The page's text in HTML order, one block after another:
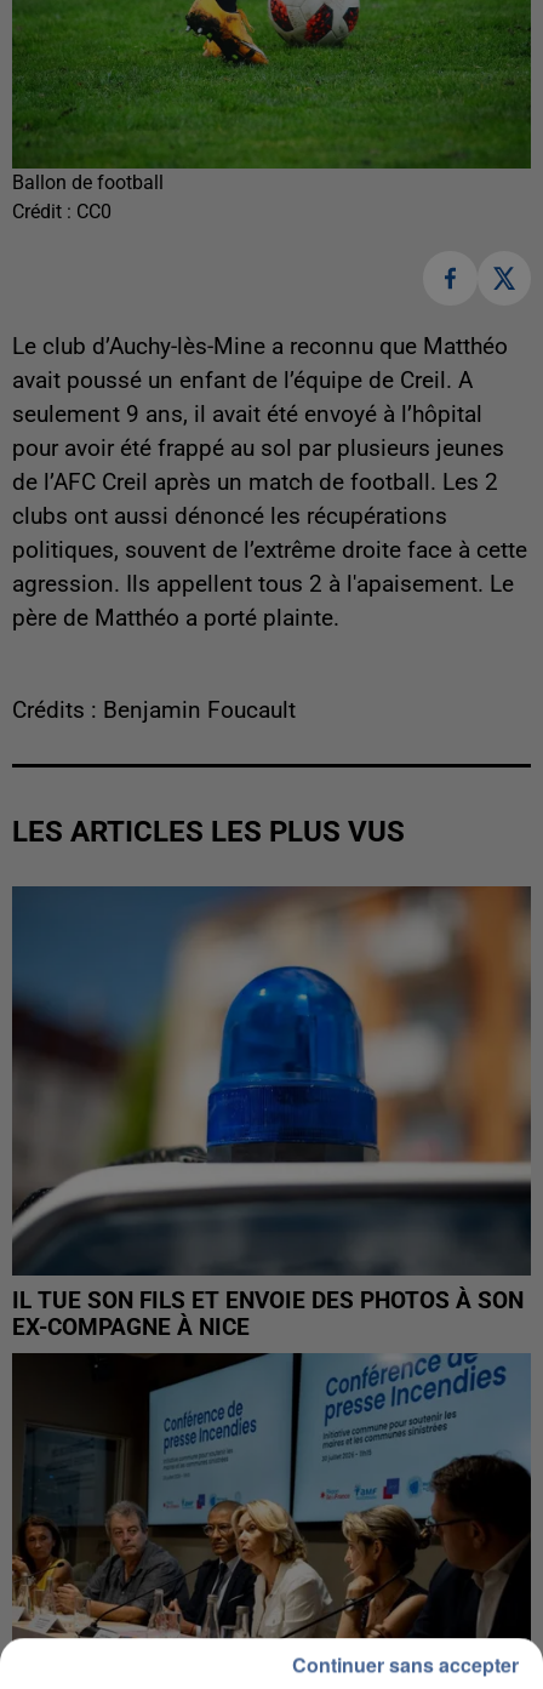
Ballon de football
Crédit : CC0
Le club d’Auchy-lès-Mine a reconnu que Matthéo
avait poussé un enfant de l’équipe de Creil. A
seulement 9 ans, il avait été envoyé à l’hôpital
pour avoir été frappé au sol par plusieurs jeunes
de l’AFC Creil après un match de football. Les 2
clubs ont aussi dénoncé les récupérations
politiques, souvent de l’extrême droite face à cette
agression. Ils appellent tous 2 à l'apaisement. Le
père de Matthéo a porté plainte.
Crédits : Benjamin Foucault
LES ARTICLES LES PLUS VUS
IL TUE SON FILS ET ENVOIE DES PHOTOS À SON
EX-COMPAGNE À NICE
Continuer sans accepter